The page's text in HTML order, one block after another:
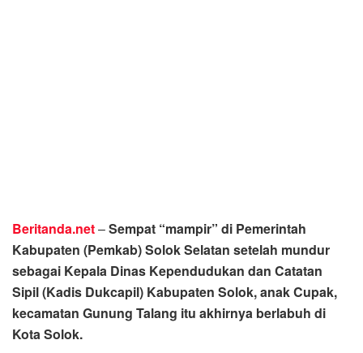
Beritanda.net–Sempat “mampir” di Pemerintah
Kabupaten (Pemkab) Solok Selatan setelah mundur
sebagai Kepala Dinas Kependudukan dan Catatan
Sipil (Kadis Dukcapil) Kabupaten Solok, anak Cupak,
kecamatan Gunung Talang itu akhirnya berlabuh di
Kota Solok.